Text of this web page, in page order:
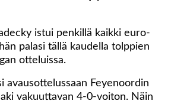
istui penkillä kaikki euro-
palasi tällä kaudella tolppien
otteluissa.
avausottelussaan Feyenoordin
vakuuttavan 4-0-voiton. Näin